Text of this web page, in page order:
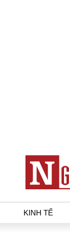
KINH TẾ